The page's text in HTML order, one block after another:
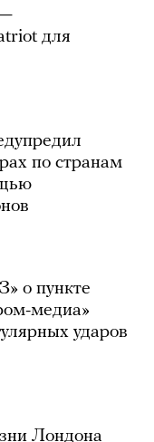
для
по странам
о пункте
медиа»
ударов
Лондона